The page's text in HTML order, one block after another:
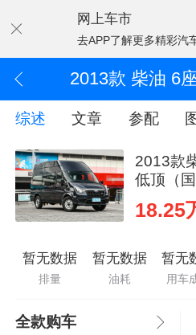
网上车市
去APP了解更多精彩汽
综述 文章 参配
2013款
低顶（国
18.25
暂无数据
排量
暂无数据
油耗
暂无
用车
全款购车